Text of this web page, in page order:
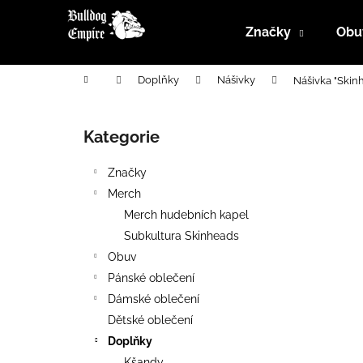
Značky
Domů Doplňky Nášivky Nášivka
Přeskočit
kategorie
Kategorie
Značky
Merch
Merch hudebních kapel
Subkultura Skinheads
Obuv
Pánské oblečení
Dámské oblečení
Dětské oblečení
Doplňky
í
Zpět
do
Zpět
do